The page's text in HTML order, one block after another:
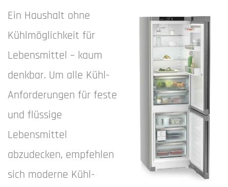
Ein Haushalt ohne
Kühlmöglichkeit für
Lebensmittel – kaum
denkbar. Um alle Kühl-
Anforderungen für feste
und flüssige
Lebensmittel
abzudecken, empfehlen
sich moderne Kühl-